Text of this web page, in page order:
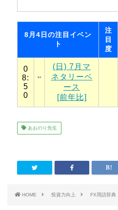
8月4日の注目イベン
ト
注
目
度
0
8:
5
0
(日) 7月マ
ネタリーベ
ース
[前年比]
あおのり先生
HOME 投資力向上 FX用語辞典